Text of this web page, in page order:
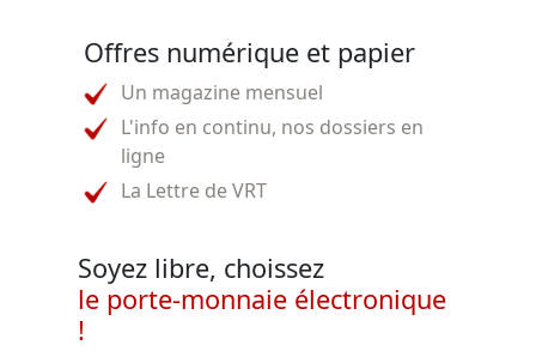
Offres numérique et papier
Un magazine mensuel
L'info en continu, nos dossiers en
ligne
La Lettre de VRT
Soyez libre, choissez
le porte-monnaie électronique
!